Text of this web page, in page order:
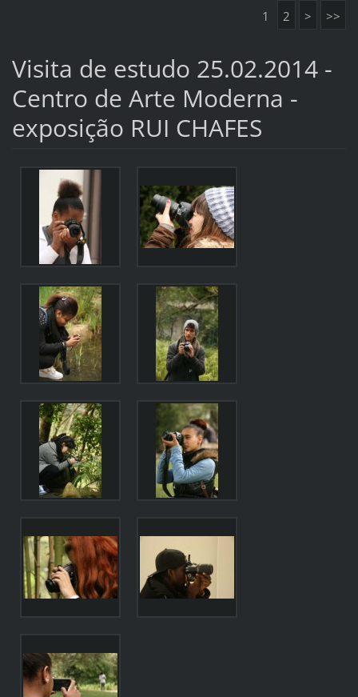
1 2 > >>
Visita de estudo 25.02.2014 -
Centro de Arte Moderna -
exposição RUI CHAFES